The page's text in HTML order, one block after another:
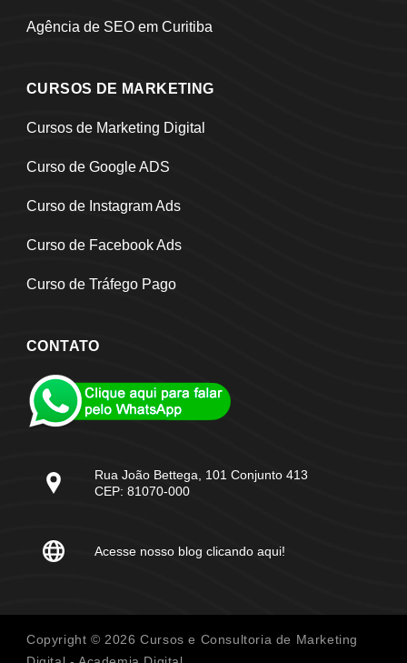
Agência de SEO em Curitiba
CURSOS DE MARKETING
Cursos de Marketing Digital
Curso de Google ADS
Curso de Instagram Ads
Curso de Facebook Ads
Curso de Tráfego Pago
CONTATO
Rua João Bettega, 101 Conjunto 413
CEP: 81070-000
Acesse nosso blog clicando aqui!
Copyright © 2026 Cursos e Consultoria de Marketing